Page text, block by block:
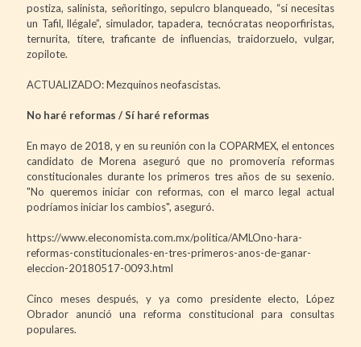
postiza, salinista, señoritingo, sepulcro blanqueado, “si necesitas
un Tafil, llégale”, simulador, tapadera, tecnócratas neoporfiristas,
ternurita, títere, traficante de influencias, traidorzuelo, vulgar,
zopilote.
ACTUALIZADO: Mezquinos neofascistas.
No haré reformas / Sí haré reformas
En mayo de 2018, y en su reunión con la COPARMEX, el entonces
candidato de Morena aseguró que no promovería reformas
constitucionales durante los primeros tres años de su sexenio.
"No queremos iniciar con reformas, con el marco legal actual
podríamos iniciar los cambios", aseguró.
https://www.eleconomista.com.mx/politica/AMLOno-hara-
reformas-constitucionales-en-tres-primeros-anos-de-ganar-
eleccion-20180517-0093.html
Cinco meses después, y ya como presidente electo, López
Obrador anunció una reforma constitucional para consultas
populares.